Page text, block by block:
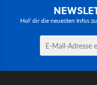
Hol' dir die neuesten Infos